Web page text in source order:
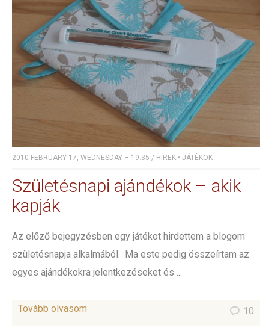
2010 FEBRUARY 17, WEDNESDAY – 19:35 / HÍREK • JÁTÉKOK
Születésnapi ajándékok – akik
kapják
Az előző bejegyzésben egy játékot hirdettem a blogom
születésnapja alkalmából. Ma este pedig összeírtam az
egyes ajándékokra jelentkezéseket és ...
Tovább olvasom 10